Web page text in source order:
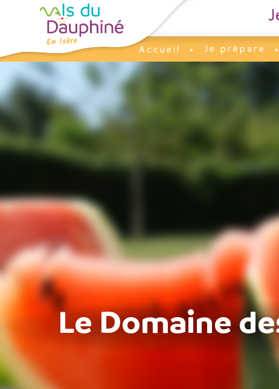
Accueil
Je prépare
Le Domaine
Panneau de gestion des cookies